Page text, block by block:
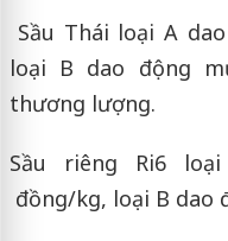
Sầu Thái loại A
loại B dao động
thương lượng.
Sầu riêng Ri6
đồng/kg, loại B dao